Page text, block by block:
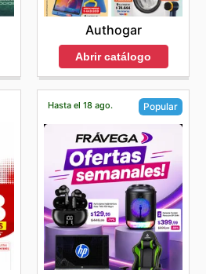
Authogar
Abrir catálogo
Hasta el 18 ago. Popular